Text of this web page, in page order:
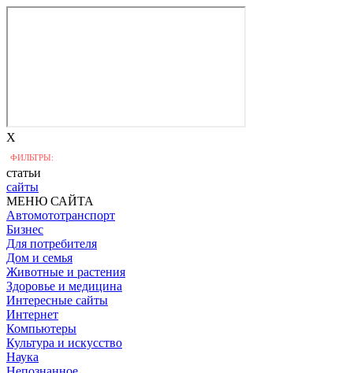
X
ФИЛЬТРЫ:
статьи
сайты
МЕНЮ САЙТА
Автомототранспорт
Бизнес
Для потребителя
Дом и семья
Животные и растения
Здоровье и медицина
Интересные сайты
Интернет
Компьютеры
Культура и искусство
Наука